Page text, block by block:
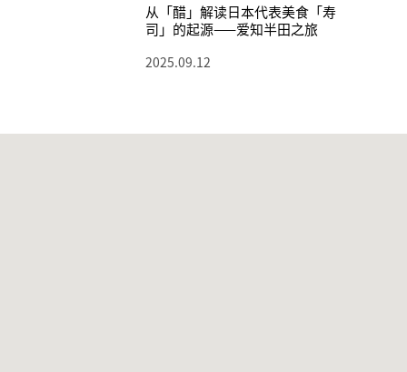
从「醋」解读日本代表美食「寿
司」的起源——爱知半田之旅
2025.09.12